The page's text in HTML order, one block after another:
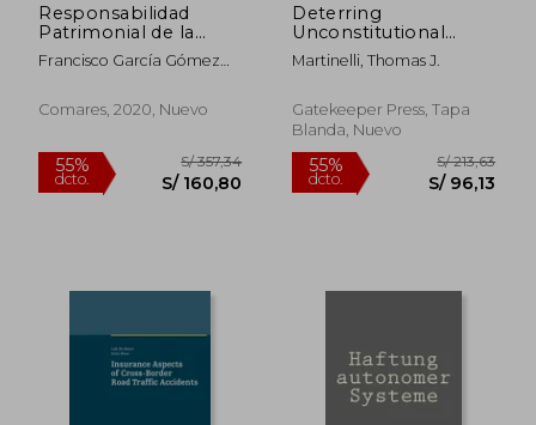
Responsabilidad
Patrimonial de la
Administración.
Cuándo y Cómo
Administración
Francisco García Gómez
Comares, 2020, Nuevo
dcto. S/ 160,80
Deterring
Unconstitutional
Policing: What all
cops, civic leaders,
know for improving
police community
reducing c (en Inglés)
Martinelli, Thomas J.
Gatekeeper Press, Tapa
Blanda, Nuevo